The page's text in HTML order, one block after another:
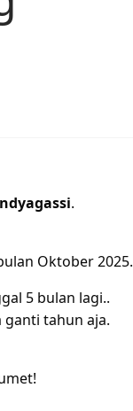
.
Oktober 2025.
5 bulan lagi..
ganti tahun aja.